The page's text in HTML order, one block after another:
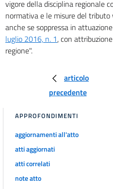
vigore della disciplina regionale
normativa e le misure del
anche se soppressa in
luglio 2016, n. 1, con
regione".
articolo
precedente
APPROFONDIMENTI
aggiornamenti all'atto
atti aggiornati
atti correlati
note atto